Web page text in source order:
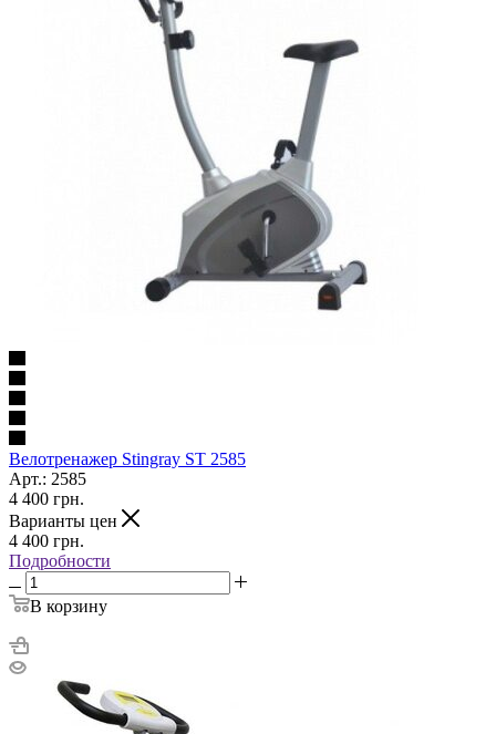
Bелотренажер Stingray ST 2585
Арт.: 2585
4 400 грн.
Варианты цен
4 400 грн.
Подробности
В корзину